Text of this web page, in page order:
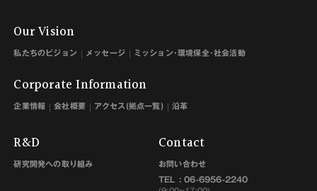
Our Vision
私たちのビジョン メッセージ ミッション･環境保全･社会活動
Corporate Information
企業情報 会社概要 アクセス(拠点一覧) 沿革
R&D
研究開発への取り組み
Contact
お問い合わせ
TEL :06-6956-2240